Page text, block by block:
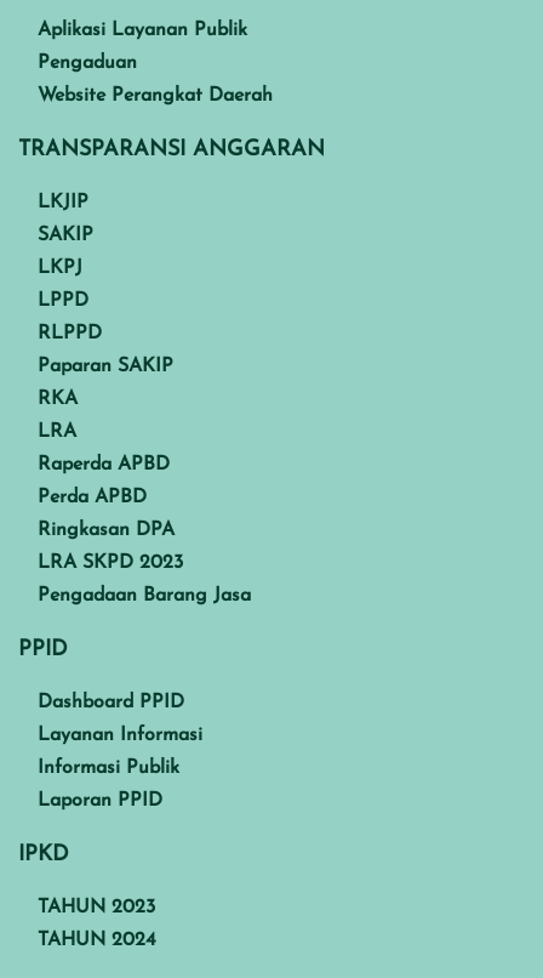
Aplikasi Layanan Publik
Pengaduan
Website Perangkat Daerah
TRANSPARANSI ANGGARAN
LKJIP
SAKIP
LKPJ
LPPD
RLPPD
Paparan SAKIP
RKA
LRA
Raperda APBD
Perda APBD
Ringkasan DPA
LRA SKPD 2023
Pengadaan Barang Jasa
PPID
Dashboard PPID
Layanan Informasi
Informasi Publik
Laporan PPID
IPKD
TAHUN 2023
TAHUN 2024